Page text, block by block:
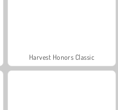
Harvest Honors Classic